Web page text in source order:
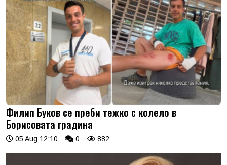
Филип Буков се преби тежко с колело в
Борисовата градина
05 Aug 12:10 0 882